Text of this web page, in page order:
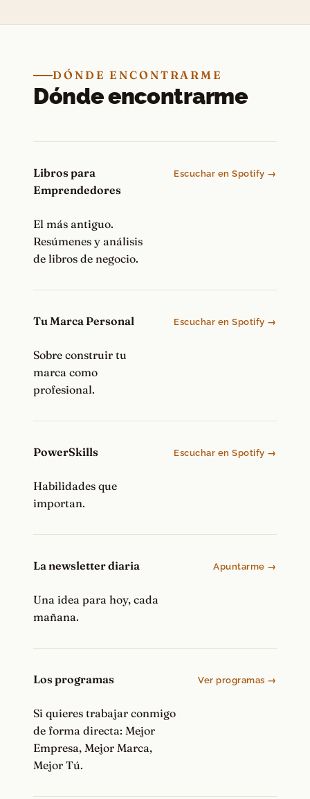
DÓNDE ENCONTRARME
Dónde encontrarme
Libros para
Emprendedores
El más antiguo.
Resúmenes y análisis
de libros de negocio.
Escuchar en Spotify →
Tu Marca Personal
Sobre construir tu
marca como
profesional.
Escuchar en Spotify →
PowerSkills
Habilidades que
importan.
Escuchar en Spotify →
La newsletter diaria
Una idea para hoy, cada
mañana.
Apuntarme →
Los programas
Si quieres trabajar conmigo
de forma directa: Mejor
Empresa, Mejor Marca,
Mejor Tú.
Ver programas →